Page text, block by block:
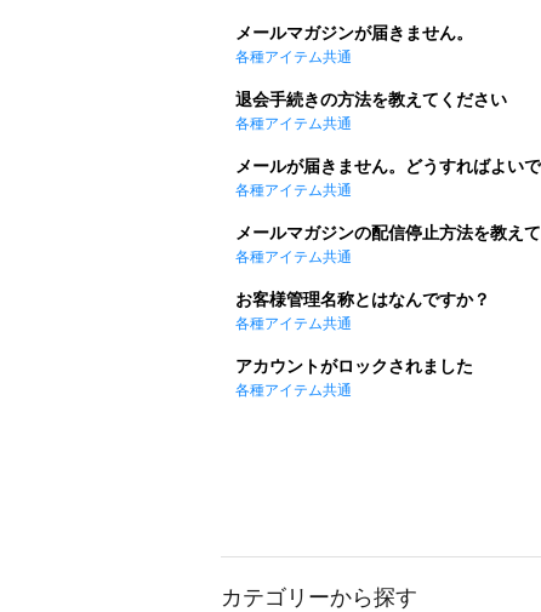
メールマガジンが届きません。
各種アイテム共通
退会手続きの方法を教えてください
各種アイテム共通
メールが届きません。どうすればよい
各種アイテム共通
メールマガジンの配信停止方法を教えて
各種アイテム共通
お客様管理名称とはなんですか？
各種アイテム共通
アカウントがロックされました
各種アイテム共通
カテゴリーから探す